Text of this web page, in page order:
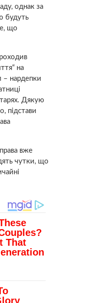
однак за
будуть
що
на
– нардепки
Дякую
підстави
вже
чутки, що